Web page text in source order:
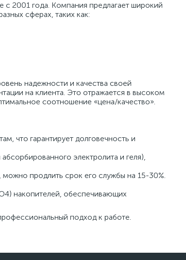
2001 года. Компания предлагает широкий
сферах, таких как:
надежности и качества своей
на клиента. Это отражается в высоком
соотношение «цена/качество».
что гарантирует долговечность и
электролита и геля),
продлить срок его службы на 15-30%.
накопителей, обеспечивающих
подход к работе.